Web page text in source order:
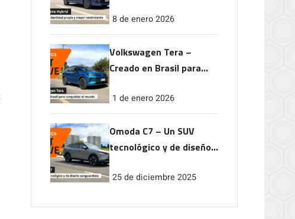
rendimiento
8 de enero 2026
Volkswagen Tera –
Creado en Brasil para
1 de enero 2026
Omoda C7 – Un SUV
tecnológico y de diseño
25 de diciembre 2025